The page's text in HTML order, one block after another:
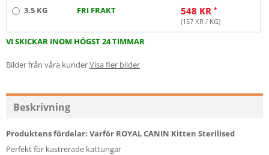
3.5 KG FRI FRAKT 548 KR
(157 KR / KG)
VI SKICKAR INOM HÖGST 24 TIMMAR
Bilder från våra kunderVisa fler bilder
Beskrivning
Produktens fördelar: Varför ROYAL CANIN Kitten Sterilised
Perfekt för kastrerade kattungar